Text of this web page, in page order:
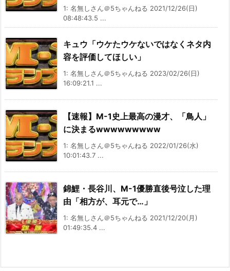
1: 名無しさん＠5ちゃんねる 2021/12/26(日)
08:48:43.5 ...
キュウ「ウケたウケないではなくネタ内
容を評価してほしい」
1: 名無しさん＠5ちゃんねる 2023/02/26(日)
16:09:21.1 ...
【速報】M-1史上最高の漫才、「鳥人」
に決まるwwwwwwwww
1: 名無しさん＠5ちゃんねる 2022/01/26(水)
10:01:43.7 ...
錦鯉・長谷川、M-1優勝直後号泣した理
由「相方が、耳元で…」
1: 名無しさん＠5ちゃんねる 2021/12/20(月)
01:49:35.4 ...